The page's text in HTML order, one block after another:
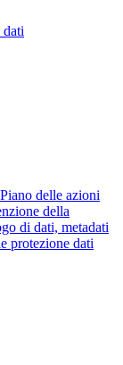
dati
Piano delle azioni
della
di dati, metadati
protezione dati